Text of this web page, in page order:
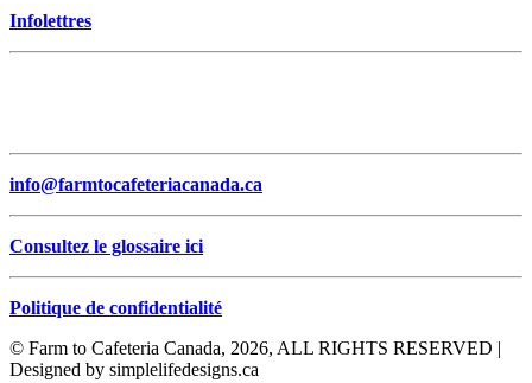
Infolettres
info@farmtocafeteriacanada.ca
Consultez le glossaire ici
Politique de confidentialité
© Farm to Cafeteria Canada, 2026, ALL RIGHTS RESERVED |
Designed by simplelifedesigns.ca